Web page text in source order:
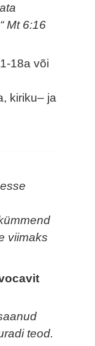
Mt 6:16
18a või
kiriku– ja
viimaks
teod.